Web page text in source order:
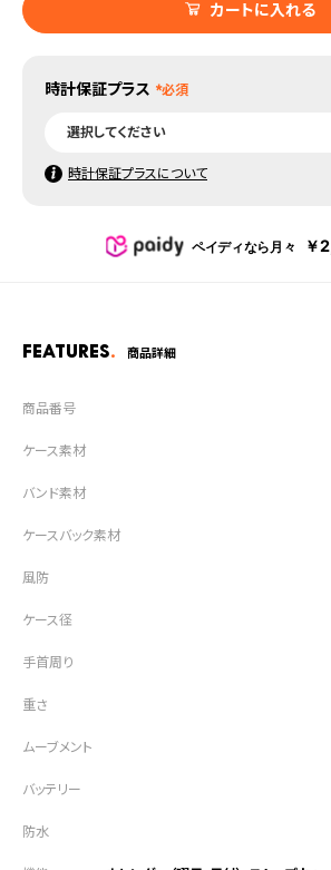
カートに入れる
時計保証プラス
時計保証プラスについて
ペイディなら月々 ￥
Features 商品詳細